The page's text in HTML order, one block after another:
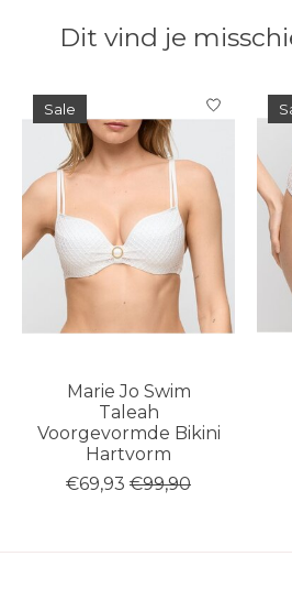
Dit vind je
Items van productcarrousel
Sale
Marie Jo Swim
Taleah
Voorgevormde Bikini
Hartvorm
€69,93 €99,90